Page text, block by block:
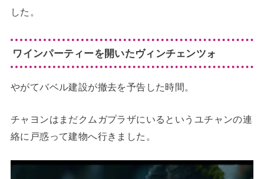
した。
ワインパーティーを開いたヴィンチェンツォ
やがてバベル建設が撤去を予告した時間。
チャヨンはまだクムガプラザにいるというユチャンの連
絡に戸惑って建物へ行きました。